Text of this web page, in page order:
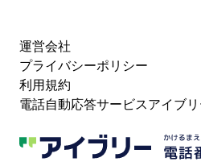
運営会社
プライバシーポリシー
利用規約
電話自動応答サービスアイブリ